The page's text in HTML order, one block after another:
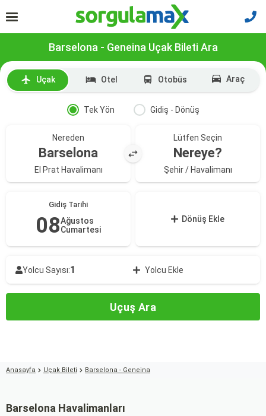
Barselona - Geneina Uçak Bileti Ara
Uçak Otel Otobüs Araç
Tek Yön Gidiş - Dönüş
Nereden
Barselona
El Prat Havalimanı
Lütfen Seçin
Nereye?
Şehir / Havalimanı
Gidiş Tarihi
08Ağustos
Cumartesi
Dönüş Ekle
Yolcu Sayısı:1 Yolcu Ekle
Uçuş Ara
Anasayfa Uçak Bileti Barselona - Geneina
Barselona Havalimanları